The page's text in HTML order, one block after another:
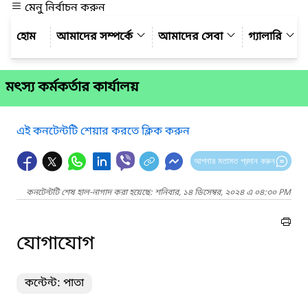
মেনু নির্বাচন করুন
আমাদের সম্পর্কে
আমাদের সেবা গ্যালারি
মৎস্য কর্মকর্তার কার্যালয়
এই কনটেন্টটি শেয়ার করতে ক্লিক করুন
আপনার মতামত প্রদান করুন
কনটেন্টটি শেষ হাল-নাগাদ করা হয়েছে: শনিবার, ১৪ ডিসেম্বর, ২০২৪ এ ০৪:৩০ PM
যোগাযোগ
কন্টেন্ট: পাতা